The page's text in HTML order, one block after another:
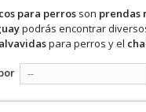
para perros son prendas
podrás encontrar
para perros y el
--